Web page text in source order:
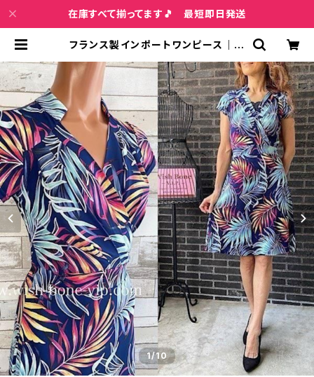
在庫すべて揃ってます🎵 最短即日発送
フランス製インポートワンピース｜FI
リ｜膝丈ジャージワンピース/ネイビ
ー&ボタニカル | インポートファッシ
ョン＆ジュエリー Wish Bone VIP
1/10